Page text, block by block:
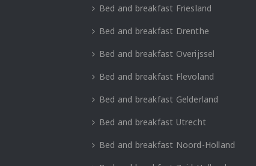
Bed and breakfast Friesland
Bed and breakfast Drenthe
Bed and breakfast Overijssel
Bed and breakfast Flevoland
Bed and breakfast Gelderland
Bed and breakfast Utrecht
Bed and breakfast Noord-Holland